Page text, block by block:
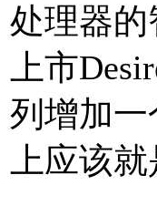
处理器
上市
列增加一
上应该